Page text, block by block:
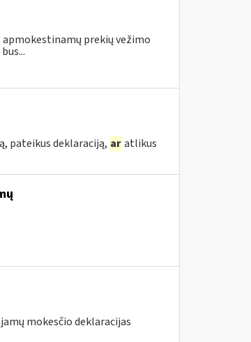
prekių vežimo
pateikus deklaraciją, ar atlikus
mokesčio deklaracijas